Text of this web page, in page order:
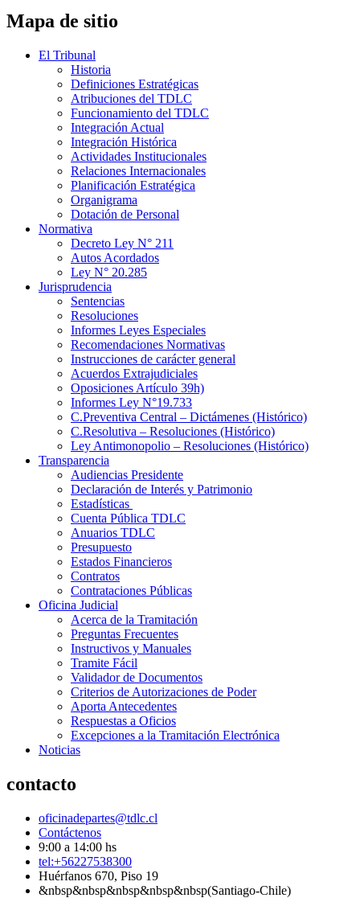
Mapa de sitio
El Tribunal
Historia
Definiciones Estratégicas
Atribuciones del TDLC
Funcionamiento del TDLC
Integración Actual
Integración Histórica
Actividades Institucionales
Relaciones Internacionales
Planificación Estratégica
Organigrama
Dotación de Personal
Normativa
Decreto Ley N° 211
Autos Acordados
Ley N° 20.285
Jurisprudencia
Sentencias
Resoluciones
Informes Leyes Especiales
Recomendaciones Normativas
Instrucciones de carácter general
Acuerdos Extrajudiciales
Oposiciones Artículo 39h)
Informes Ley N°19.733
C.Preventiva Central – Dictámenes (Histórico)
C.Resolutiva – Resoluciones (Histórico)
Ley Antimonopolio – Resoluciones (Histórico)
Transparencia
Audiencias Presidente
Declaración de Interés y Patrimonio
Estadísticas
Cuenta Pública TDLC
Anuarios TDLC
Presupuesto
Estados Financieros
Contratos
Contrataciones Públicas
Oficina Judicial
Acerca de la Tramitación
Preguntas Frecuentes
Instructivos y Manuales
Tramite Fácil
Validador de Documentos
Criterios de Autorizaciones de Poder
Aporta Antecedentes
Respuestas a Oficios
Excepciones a la Tramitación Electrónica
Noticias
contacto
oficinadepartes@tdlc.cl
Contáctenos
9:00 a 14:00 hs
tel:+56227538300
Huérfanos 670, Piso 19
&nbsp&nbsp&nbsp&nbsp&nbsp(Santiago-Chile)